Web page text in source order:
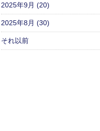
2025年9月 (20)
2025年8月 (30)
それ以前